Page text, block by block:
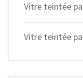
Vitre teintée
Vitre teintée